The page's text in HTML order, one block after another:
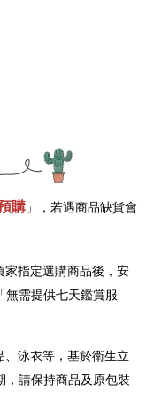
購」，若遇商品缺貨會
指定選購商品後，安
無需提供七天鑑賞服
泳衣等，基於衛生立
，請保持商品及原包裝